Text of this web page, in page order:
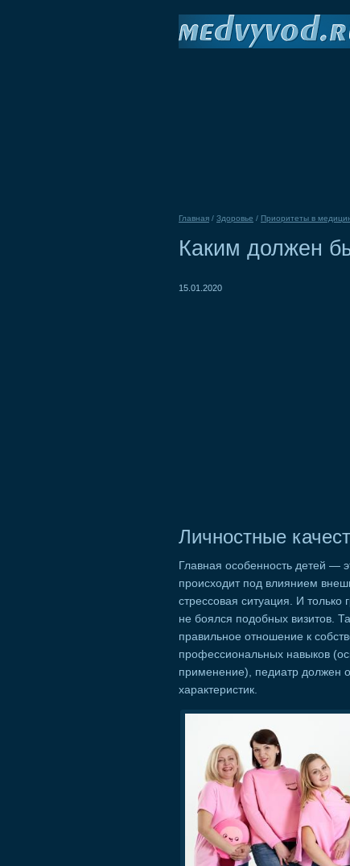
Главная / Здоровье / Приоритеты в
Каким должен
15.01.2020
Личностные
Главная особенность детей —
происходит под влиянием
стрессовая ситуация. И только
не боялся подобных визитов.
правильное отношение к
профессиональных навыков
применение), педиатр должен
характеристик.